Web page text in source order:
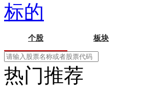
标的
个股 板块
热门推荐